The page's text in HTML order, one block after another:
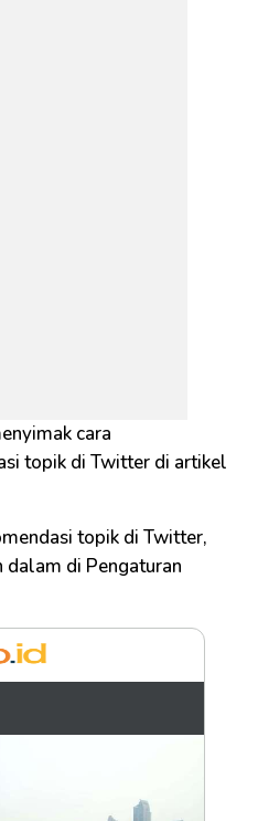
cara
topik di Twitter di artikel
topik di Twitter,
di Pengaturan